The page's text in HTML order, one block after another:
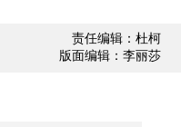
责任编辑：杜柯
版面编辑：李丽莎